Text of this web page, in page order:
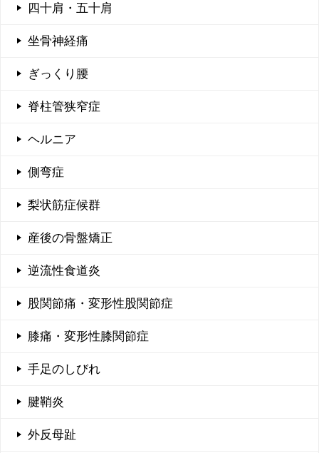
四十肩・五十肩
坐骨神経痛
ぎっくり腰
脊柱管狭窄症
ヘルニア
側弯症
梨状筋症候群
産後の骨盤矯正
逆流性食道炎
股関節痛・変形性股関節症
膝痛・変形性膝関節症
手足のしびれ
腱鞘炎
外反母趾